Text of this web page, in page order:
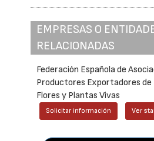
EMPRESAS O
RELACIONADAS
Federación Española de
Productores Exportadores
Flores y Plantas Vivas
Solicitar información Ver